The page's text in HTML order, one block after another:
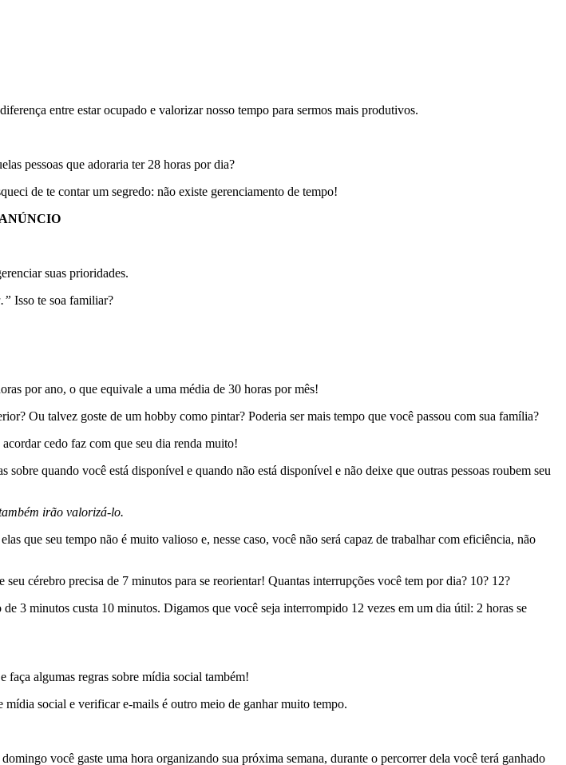
entre estar ocupado e valorizar nosso tempo para sermos mais produtivos.
pessoas que adoraria ter 28 horas por dia?
de te contar um segredo: não existe gerenciamento de tempo!
ANÚNCIO
suas prioridades.
Isso te soa familiar?
por ano, o que equivale a uma média de 30 horas por mês!
Ou talvez goste de um hobby como pintar? Poderia ser mais tempo que você passou com sua família?
cedo faz com que seu dia renda muito!
quando você está disponível e quando não está disponível e não deixe que outras pessoas roubem seu
irão valorizá-lo.
que seu tempo não é muito valioso e, nesse caso, você não será capaz de trabalhar com eficiência, não
cérebro precisa de 7 minutos para se reorientar! Quantas interrupções você tem por dia? 10? 12?
3 minutos custa 10 minutos. Digamos que você seja interrompido 12 vezes em um dia útil: 2 horas se
algumas regras sobre mídia social também!
social e verificar e-mails é outro meio de ganhar muito tempo.
você gaste uma hora organizando sua próxima semana, durante o percorrer dela você terá ganhado